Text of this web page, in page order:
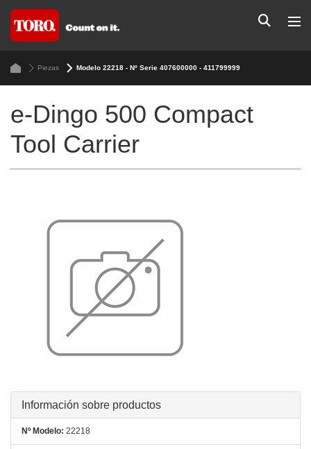
Piezas Modelo 22218 - Nº Serie 407600000 - 411799999
e-Dingo 500 Compact
Tool Carrier
Información sobre productos
Nº Modelo: 22218